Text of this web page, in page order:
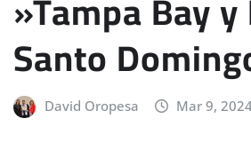
Santo
David Oropesa Mar 9,